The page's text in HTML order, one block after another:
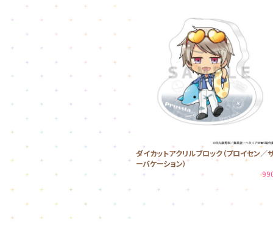
ダイカットアクリルブロック（プロイセン／
ーバケーション）